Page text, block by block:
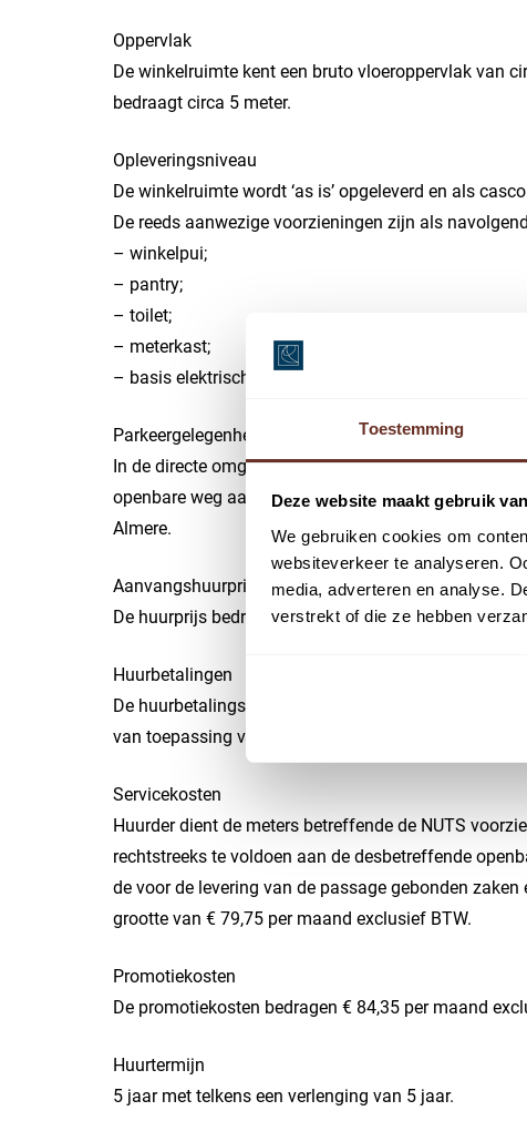
Toestemming
Deze website maakt gebruik
We gebruiken cookies om
websiteverkeer te analyseren.
media, adverteren en analyse.
verstrekt of die ze hebben
Oppervlak
De winkelruimte kent een bruto vloeroppervlak van
bedraagt circa 5 meter.
Opleveringsniveau
De winkelruimte wordt ‘as is’ opgeleverd en als
De reeds aanwezige voorzieningen zijn als
– winkelpui;
– pantry;
– toilet;
– meterkast;
– basis elektrische installaties.
Parkeergelegenheid
In de directe omgeving zijn diverse parkeergarages
openbare weg aanwezig. Bedrijven kunnen een
Almere.
Aanvangshuurprijs
De huurprijs bedraagt € 1.662,50 per maand
Huurbetalingen
De huurbetalingsverplichting dient per maand
van toepassing voor de huur, service-/ promotiekosten
Servicekosten
Huurder dient de meters betreffende de NUTS
rechtstreeks te voldoen aan de desbetreffende
de voor de levering van de passage gebonden
grootte van € 79,75 per maand exclusief BTW.
Promotiekosten
De promotiekosten bedragen € 84,35 per maand
Huurtermijn
5 jaar met telkens een verlenging van 5 jaar.